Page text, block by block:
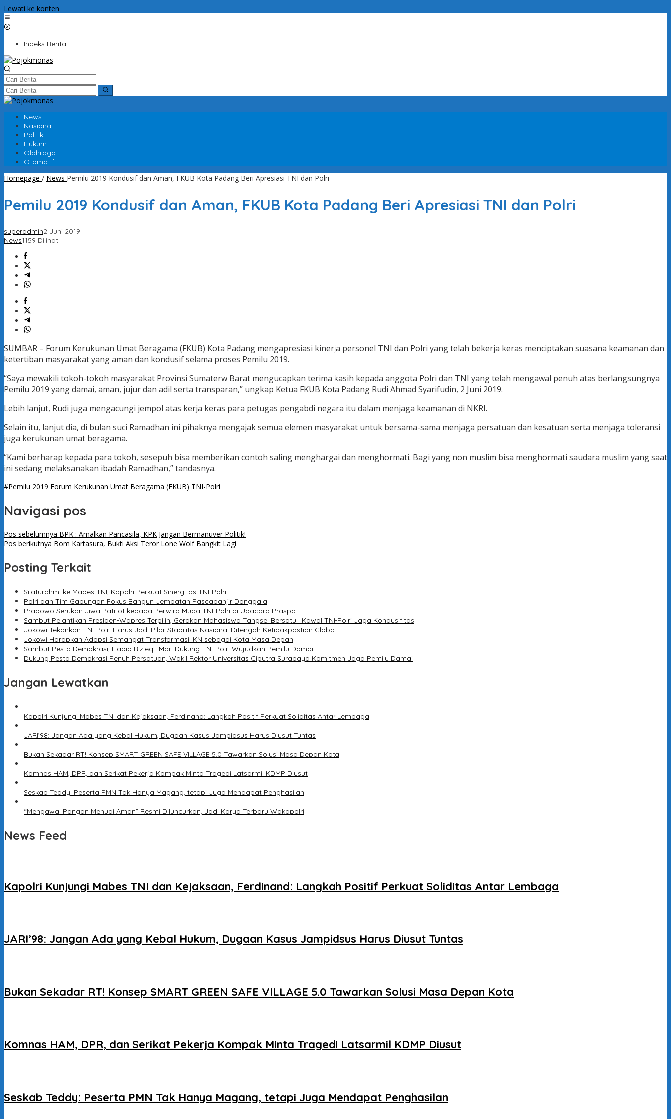
Lewati ke konten
Indeks Berita
News
Nasional
Politik
Hukum
Olahraga
Otomatif
Homepage / News Pemilu 2019 Kondusif dan Aman, FKUB Kota Padang Beri Apresiasi TNI dan Polri
Pemilu 2019 Kondusif dan Aman, FKUB Kota Padang Beri Apresiasi TNI dan Polri
superadmin2 Juni 2019
News1159 Dilihat
SUMBAR – Forum Kerukunan Umat Beragama (FKUB) Kota Padang mengapresiasi kinerja personel TNI dan Polri yang telah bekerja keras menciptakan suasana keamanan dan
ketertiban masyarakat yang aman dan kondusif selama proses Pemilu 2019.
“Saya mewakili tokoh-tokoh masyarakat Provinsi Sumaterw Barat mengucapkan terima kasih kepada anggota Polri dan TNI yang telah mengawal penuh atas berlangsungnya
Pemilu 2019 yang damai, aman, jujur dan adil serta transparan,” ungkap Ketua FKUB Kota Padang Rudi Ahmad Syarifudin, 2 Juni 2019.
Lebih lanjut, Rudi juga mengacungi jempol atas kerja keras para petugas pengabdi negara itu dalam menjaga keamanan di NKRI.
Selain itu, lanjut dia, di bulan suci Ramadhan ini pihaknya mengajak semua elemen masyarakat untuk bersama-sama menjaga persatuan dan kesatuan serta menjaga toleransi
juga kerukunan umat beragama.
“Kami berharap kepada para tokoh, sesepuh bisa memberikan contoh saling menghargai dan menghormati. Bagi yang non muslim bisa menghormati saudara muslim yang saat
ini sedang melaksanakan ibadah Ramadhan,” tandasnya.
#Pemilu 2019 Forum Kerukunan Umat Beragama (FKUB) TNI-Polri
Navigasi pos
Pos sebelumnya BPK : Amalkan Pancasila, KPK Jangan Bermanuver Politik!
Pos berikutnya Bom Kartasura, Bukti Aksi Teror Lone Wolf Bangkit Lagi
Posting Terkait
Silaturahmi ke Mabes TNI, Kapolri Perkuat Sinergitas TNI-Polri
Polri dan Tim Gabungan Fokus Bangun Jembatan Pascabanjir Donggala
Prabowo Serukan Jiwa Patriot kepada Perwira Muda TNI-Polri di Upacara Praspa
Sambut Pelantikan Presiden-Wapres Terpilih, Gerakan Mahasiswa Tangsel Bersatu : Kawal TNI-Polri Jaga Kondusifitas
Jokowi Tekankan TNI-Polri Harus Jadi Pilar Stabilitas Nasional Ditengah Ketidakpastian Global
Jokowi Harapkan Adopsi Semangat Transformasi IKN sebagai Kota Masa Depan
Sambut Pesta Demokrasi, Habib Rizieq : Mari Dukung TNI-Polri Wujudkan Pemilu Damai
Dukung Pesta Demokrasi Penuh Persatuan, Wakil Rektor Universitas Ciputra Surabaya Komitmen Jaga Pemilu Damai
Jangan Lewatkan
Kapolri Kunjungi Mabes TNI dan Kejaksaan, Ferdinand: Langkah Positif Perkuat Soliditas Antar Lembaga
JARI’98: Jangan Ada yang Kebal Hukum, Dugaan Kasus Jampidsus Harus Diusut Tuntas
Bukan Sekadar RT! Konsep SMART GREEN SAFE VILLAGE 5.0 Tawarkan Solusi Masa Depan Kota
Komnas HAM, DPR, dan Serikat Pekerja Kompak Minta Tragedi Latsarmil KDMP Diusut
Seskab Teddy: Peserta PMN Tak Hanya Magang, tetapi Juga Mendapat Penghasilan
“Mengawal Pangan Menuai Aman” Resmi Diluncurkan, Jadi Karya Terbaru Wakapolri
News Feed
Kapolri Kunjungi Mabes TNI dan Kejaksaan, Ferdinand: Langkah Positif Perkuat Soliditas Antar Lembaga
JARI’98: Jangan Ada yang Kebal Hukum, Dugaan Kasus Jampidsus Harus Diusut Tuntas
Bukan Sekadar RT! Konsep SMART GREEN SAFE VILLAGE 5.0 Tawarkan Solusi Masa Depan Kota
Komnas HAM, DPR, dan Serikat Pekerja Kompak Minta Tragedi Latsarmil KDMP Diusut
Seskab Teddy: Peserta PMN Tak Hanya Magang, tetapi Juga Mendapat Penghasilan